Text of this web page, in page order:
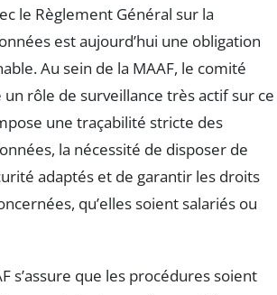
le Règlement Général sur la
est aujourd’hui une obligation
Au sein de la MAAF, le comité
un rôle de surveillance très actif sur ce
une traçabilité stricte des
la nécessité de disposer de
adaptés et de garantir les droits
qu’elles soient salariés ou
s’assure que les procédures soient